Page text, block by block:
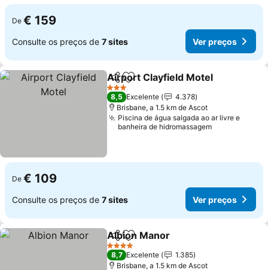
De € 159
Consulte os preços de 7 sites Ver preços
PartilharAdicionar aos favoritos
Airport Clayfield Motel
3 Estrelas
8,5 Excelente
4.378
Brisbane, a 1.5 km de Ascot
Piscina de água salgada ao ar livre e
banheira de hidromassagem
De € 109
Consulte os preços de 7 sites Ver preços
PartilharAdicionar aos favoritos
Albion Manor
4 Estrelas
8,7 Excelente
1.385
Brisbane, a 1.5 km de Ascot